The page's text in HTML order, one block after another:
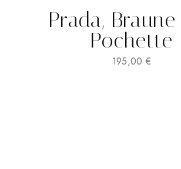
Prada,
Pochette
195,00 €